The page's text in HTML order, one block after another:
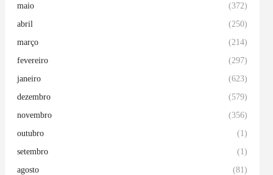
maio (372)
abril (250)
março (214)
fevereiro (297)
janeiro (623)
dezembro (579)
novembro (356)
outubro (1)
setembro (1)
agosto (81)